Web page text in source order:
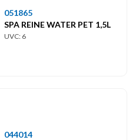
051865
SPA REINE WATER PET 1,5L
UVC: 6
044014